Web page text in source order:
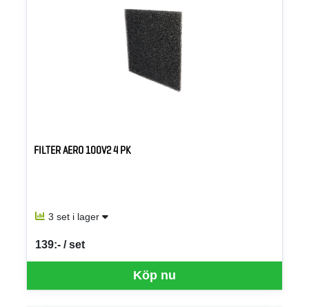
FILTER AERO 100V2 4 PK
3 set i lager
Köp nu
139:- / set
SEK per SET